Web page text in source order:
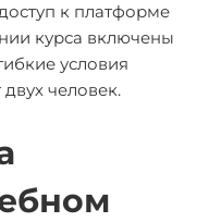
к платформе
курса включены
условия
человек.